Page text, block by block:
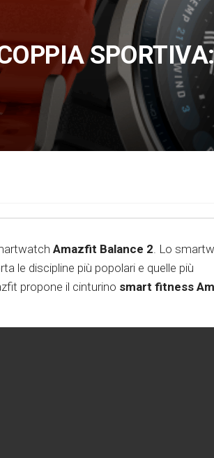
SPORTIVA:
Amazfit Balance 2. Lo
le discipline più popolari e quelle più
propone il cinturino smart fitness